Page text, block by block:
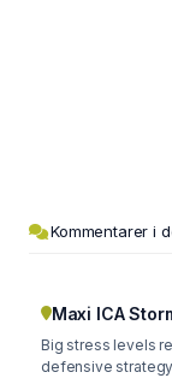
Kommentarer i
Maxi ICA
Big stress levels
defensive